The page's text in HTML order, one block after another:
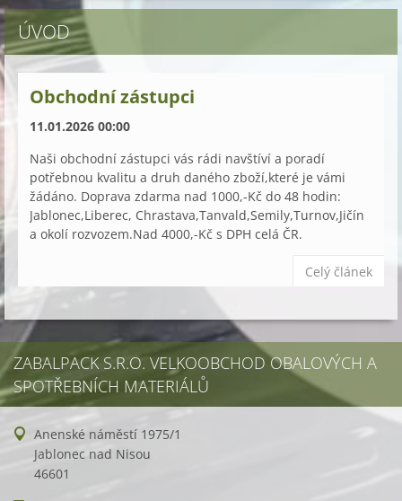
ÚVOD
Obchodní zástupci
11.01.2026 00:00
Naši obchodní zástupci vás rádi navštíví a poradí
potřebnou kvalitu a druh daného zboží,které je vámi
žádáno. Doprava zdarma nad 1000,-Kč do 48 hodin:
Jablonec,Liberec, Chrastava,Tanvald,Semily,Turnov,Jičín
a okolí rozvozem.Nad 4000,-Kč s DPH celá ČR.
Celý článek
ZABALPACK S.R.O. VELKOOBCHOD OBALOVÝCH A
SPOTŘEBNÍCH MATERIÁLŮ
Anenské náměstí 1975/1
Jablonec nad Nisou
46601